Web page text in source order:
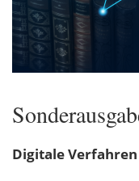
Digitale